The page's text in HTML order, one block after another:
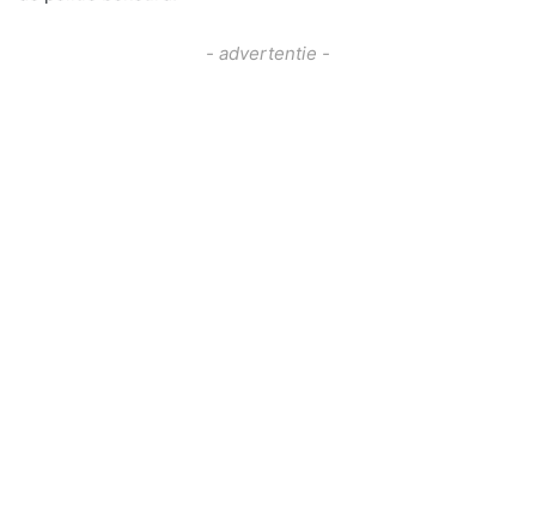
- advertentie -